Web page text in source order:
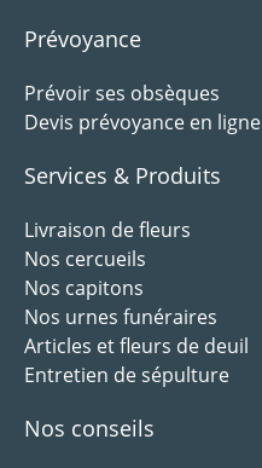
Prévoyance
Prévoir ses obsèques
Devis prévoyance en ligne
Services & Produits
Livraison de fleurs
Nos cercueils
Nos capitons
Nos urnes funéraires
Articles et fleurs de deuil
Entretien de sépulture
Nos conseils